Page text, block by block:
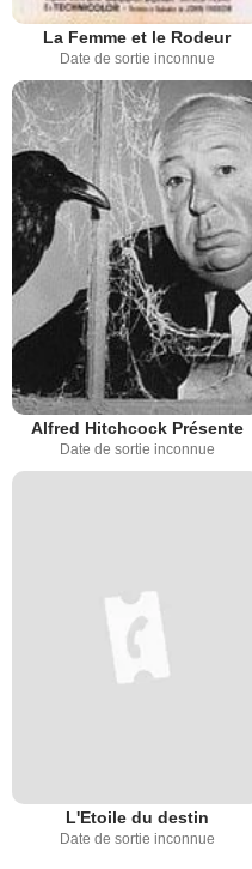
La Femme et le Rodeur
Date de sortie inconnue
Alfred Hitchcock Présente
Date de sortie inconnue
L'Etoile du destin
Date de sortie inconnue